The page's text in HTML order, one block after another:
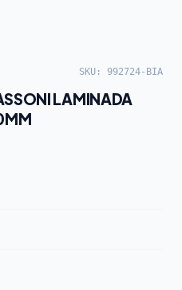
SKU: 992724-BIA
LAMINADA